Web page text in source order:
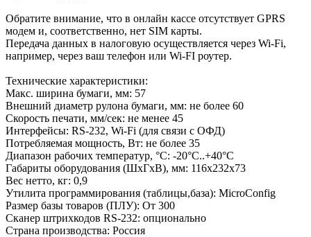
Обратите внимание, что в онлайн кассе отсутствует GPRS
модем и, соответственно, нет SIM карты.
Передача данных в налоговую осуществляется через Wi-Fi,
например, через ваш телефон или Wi-FI роутер.
Технические характеристики:
Макс. ширина бумаги, мм: 57
Внешний диаметр рулона бумаги, мм: не более 60
Скорость печати, мм/сек: не менее 45
Интерфейсы: RS-232, Wi-Fi (для связи с ОФД)
Потребляемая мощность, Вт: не более 35
Диапазон рабочих температур, °C: -20°C..+40°C
Габариты оборудования (ШхГхВ), мм: 116х232х73
Вес нетто, кг: 0,9
Утилита программирования (таблицы,база): MicroConfig
Размер базы товаров (ПЛУ): От 300
Сканер штрихкодов RS-232: опционально
Страна производства: Россия